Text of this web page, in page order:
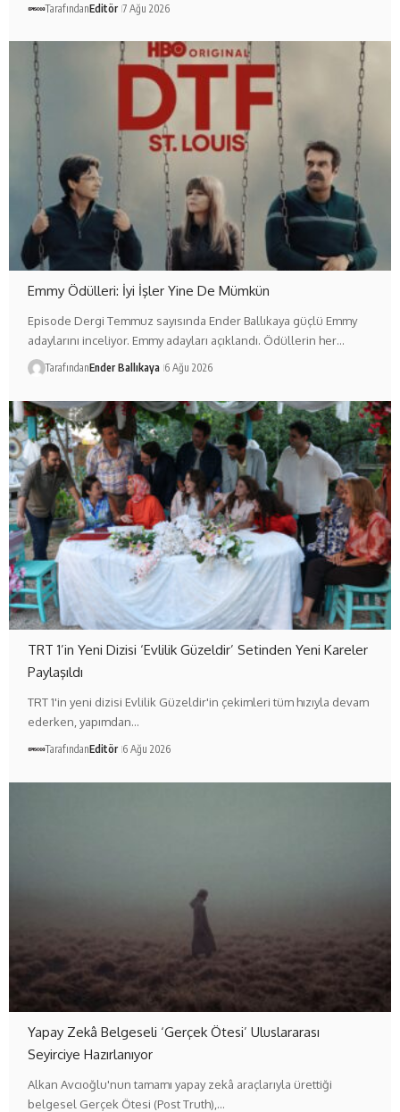
TarafındanEditör 7 Ağu 2026
Emmy Ödülleri: İyi İşler Yine De Mümkün
Episode Dergi Temmuz sayısında Ender Ballıkaya güçlü Emmy
adaylarını inceliyor. Emmy adayları açıklandı. Ödüllerin her…
TarafındanEnder Ballıkaya 6 Ağu 2026
TRT 1’in Yeni Dizisi ‘Evlilik Güzeldir’ Setinden Yeni Kareler
Paylaşıldı
TRT 1'in yeni dizisi Evlilik Güzeldir'in çekimleri tüm hızıyla devam
ederken, yapımdan…
TarafındanEditör 6 Ağu 2026
Yapay Zekâ Belgeseli ‘Gerçek Ötesi’ Uluslararası
Seyirciye Hazırlanıyor
Alkan Avcıoğlu'nun tamamı yapay zekâ araçlarıyla ürettiği
belgesel Gerçek Ötesi (Post Truth),…